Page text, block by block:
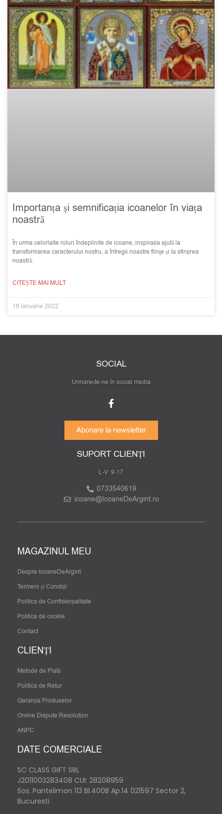
Importanța și semnificația icoanelor în viața
noastră
În urma celorlalte roluri îndeplinite de icoane, inspirația ajută la
transformarea caracterului nostru, a întregii noastre fiinţe și Ia sfinţirea
noastră.
CITEȘTE MAI MULT
18 ianuarie 2022
SOCIAL
Urmarește-ne în social media
Abonare la newsletter
SUPORT CLIENȚI
L-V: 9-17
0733540619
icoane@IcoaneDeArgint.ro
MAGAZINUL MEU
Despre IcoaneDeArgint
Termeni și Condiții
Politica de Confidențialitate
Politica de cookie
Contact
CLIENȚI
Metode de Plată
Politica de Retur
Garanția Produselor
Online Dispute Resolution
ANPC
DATE COMERCIALE
SC CLASS GIFT SRL
J2011003283408 CUI: 28208959
Sos. Pantelimon 113 Bl.400B Ap.14 021597 Sector 2,
Bucuresti